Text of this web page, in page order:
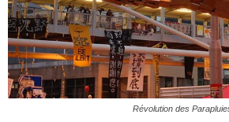
Révolution des